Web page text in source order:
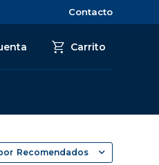
Contacto
Recomendados